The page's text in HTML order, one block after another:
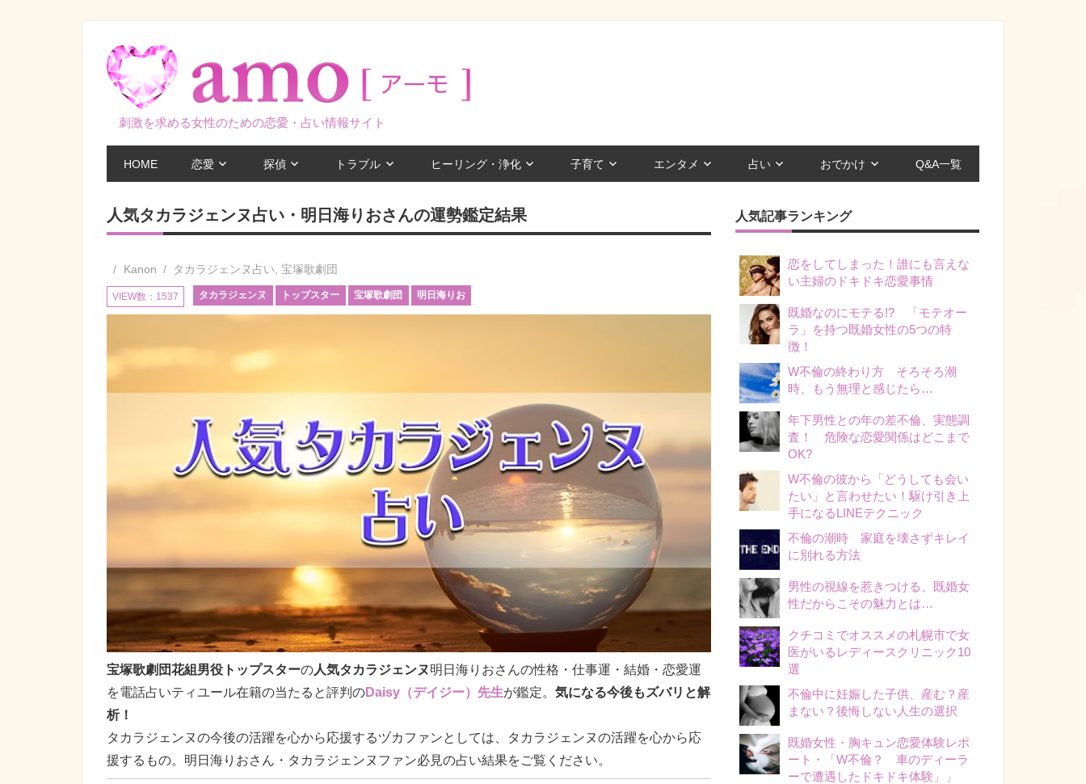
刺激を求める女性のための恋愛・占い情報サイト
HOME 恋愛 探偵 トラブル ヒーリング・浄化 子育て エンタメ 占い おでかけ Q&A一覧
人気タカラジェンヌ占い・明日海りおさんの運勢鑑定結果
Kanon タカラジェンヌ占い,宝塚歌劇団
VIEW数：1537 タカラジェンヌ トップスター 宝塚歌劇団 明日海りお
宝塚歌劇団花組男役トップスターの人気タカラジェンヌ明日海りおさんの性格・仕事運・結婚・恋愛運
を電話占いティユール在籍の当たると評判のDaisy（デイジー）先生が鑑定。 気になる今後もズバリと解
析！
タカラジェンヌの今後の活躍を心から応援するヅカファンとしては、タカラジェンヌの活躍を心から応
援するもの。明日海りおさん・タカラジェンヌファン必見の占い結果をご覧ください。
人気記事ランキング
恋をしてしまった！誰にも言えな
い主婦のドキドキ恋愛事情
既婚なのにモテる!? 「モテオー
ラ」を持つ既婚女性の5つの特
徴！
W不倫の終わり方 そろそろ潮
時、もう無理と感じたら…
年下男性との年の差不倫、実態調
査！ 危険な恋愛関係はどこまで
OK?
W不倫の彼から「どうしても会い
たい」と言わせたい！駆け引き上
手になるLINEテクニック
不倫の潮時 家庭を壊さずキレイ
に別れる方法
男性の視線を惹きつける、既婚女
性だからこその魅力とは…
クチコミでオススメの札幌市で女
医がいるレディースクリニック10
選
不倫中に妊娠した子供、産む？産
まない？後悔しない人生の選択
既婚女性・胸キュン恋愛体験レポ
ート・「W不倫？ 車のディーラ
ーで遭遇したドキドキ体験」」